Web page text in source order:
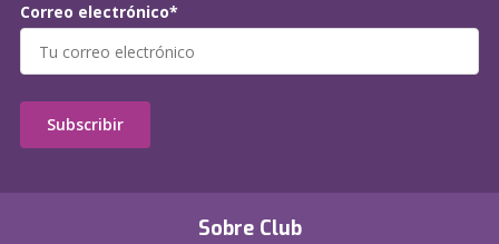
Sobre Club
Correo electrónico*
Subscribir